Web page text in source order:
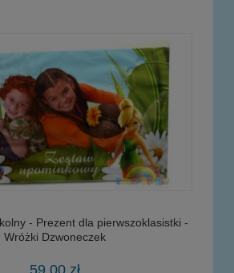
- Prezent dla pierwszoklasistki -
Wróżki Dzwoneczek